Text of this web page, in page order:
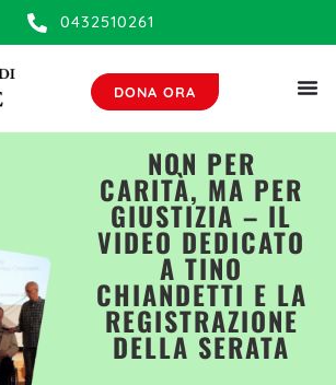
0432510261
DONA ORA
NON PER
CARITÀ, MA PER
GIUSTIZIA – IL
VIDEO DEDICATO
A TINO
CHIANDETTI E LA
REGISTRAZIONE
DELLA SERATA